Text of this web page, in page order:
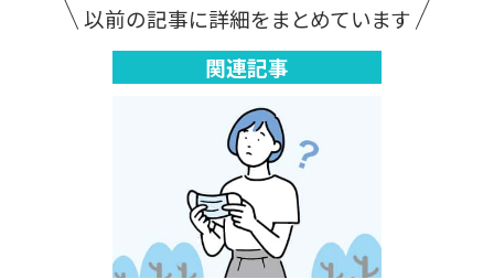
以前の記事に詳細をまとめています
関連記事